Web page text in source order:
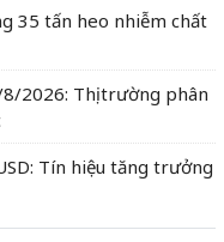
35 tấn heo nhiễm chất
2026: Thị trường phân
Tín hiệu tăng trưởng